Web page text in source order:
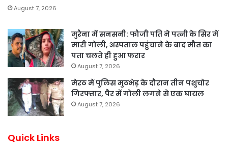
August 7, 2026
मुरैना में सनसनी: फौजी पति ने पत्नी के सिर में
मारी गोली, अस्पताल पहुंचाने के बाद मौत का
पता चलते ही हुआ फरार
August 7, 2026
मेरठ में पुलिस मुठभेड़ के दौरान तीन पशुचोर
गिरफ्तार, पैर में गोली लगने से एक घायल
August 7, 2026
Quick Links